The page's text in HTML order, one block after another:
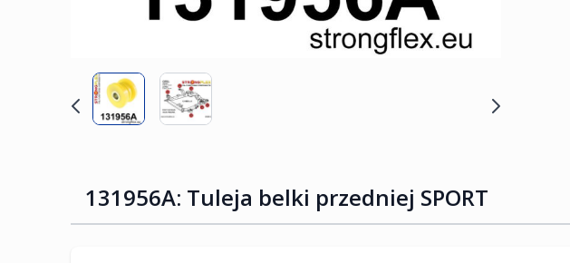
131956A: Tuleja belki przedniej SPORT